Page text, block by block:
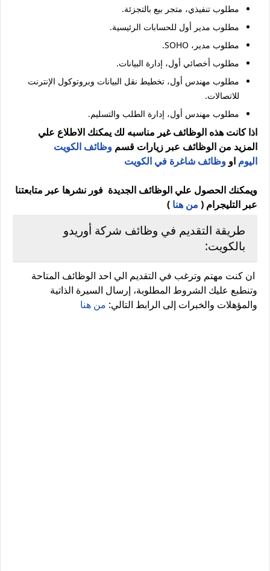
مطلوب تنفيذي، متجر بيع بالتجزئة.
مطلوب مدير أول للحسابات الرئيسية.
مطلوب مدير، SOHO.
مطلوب أخصائي أول، إدارة البيانات.
مطلوب مهندس أول، تخطيط نقل البيانات وبروتوكول الإنترنت
للاتصالات.
مطلوب مهندس أول، إدارة الطلب والتسليم.
اذا كانت هذه الوظائف غير مناسبه لك يمكنك الاطلاع علي
المزيد من الوظائف عبر زيارات قسم وظائف الكويت
اليوم او وظائف شاغرة في الكويت
ويمكنك الحصول علي الوظائف الجديدة فور نشرها عبر متابعتنا
عبر التليجرام ( من هنا )
طريقة التقديم في وظائف شركة أوريدو
بالكويت:
ان كنت مهتم وترغب في التقديم الي احد الوظائف المتاحة
وتنطبع عليك الشروط المطلوبة، إرسال السيرة الذاتية
والمؤهلات والخبرات إلى الرابط التالي: من هنا